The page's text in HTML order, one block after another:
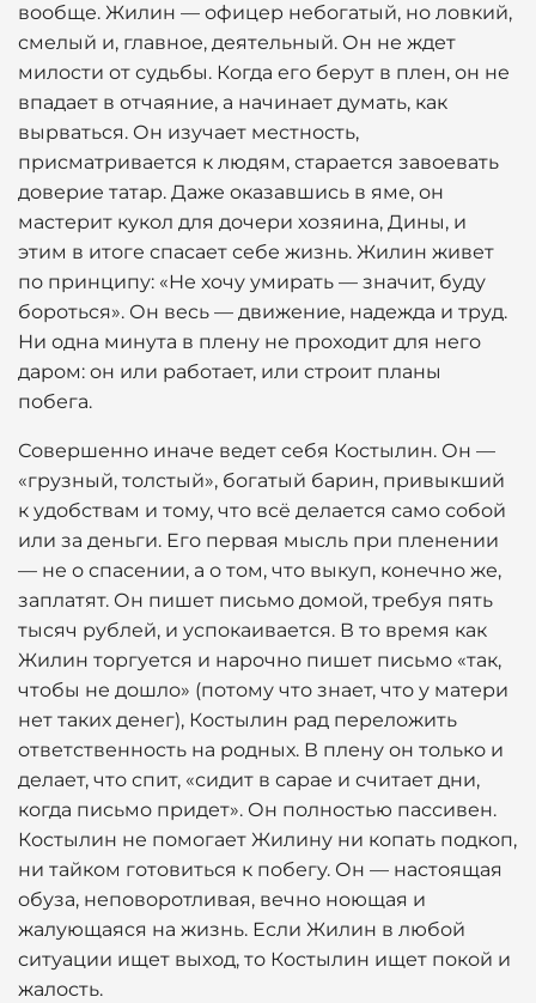
вообще. Жилин — офицер небогатый, но ловкий,
смелый и, главное, деятельный. Он не ждет
милости от судьбы. Когда его берут в плен, он не
впадает в отчаяние, а начинает думать, как
вырваться. Он изучает местность,
присматривается к людям, старается завоевать
доверие татар. Даже оказавшись в яме, он
мастерит кукол для дочери хозяина, Дины, и
этим в итоге спасает себе жизнь. Жилин живет
по принципу: «Не хочу умирать — значит, буду
бороться». Он весь — движение, надежда и труд.
Ни одна минута в плену не проходит для него
даром: он или работает, или строит планы
побега.
Совершенно иначе ведет себя Костылин. Он —
«грузный, толстый», богатый барин, привыкший
к удобствам и тому, что всё делается само собой
или за деньги. Его первая мысль при пленении
— не о спасении, а о том, что выкуп, конечно же,
заплатят. Он пишет письмо домой, требуя пять
тысяч рублей, и успокаивается. В то время как
Жилин торгуется и нарочно пишет письмо «так,
чтобы не дошло» (потому что знает, что у матери
нет таких денег), Костылин рад переложить
ответственность на родных. В плену он только и
делает, что спит, «сидит в сарае и считает дни,
когда письмо придет». Он полностью пассивен.
Костылин не помогает Жилину ни копать подкоп,
ни тайком готовиться к побегу. Он — настоящая
обуза, неповоротливая, вечно ноющая и
жалующаяся на жизнь. Если Жилин в любой
ситуации ищет выход, то Костылин ищет покой и
жалость.